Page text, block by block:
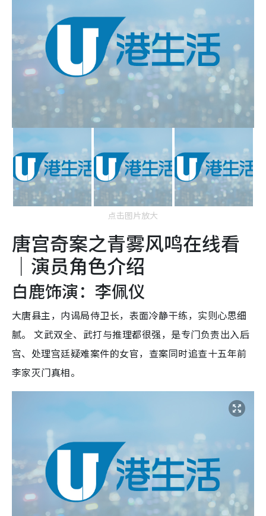
点击图片放大
唐宫奇案之青雾风鸣在线看
｜演员角色介绍
白鹿饰演：李佩仪
大唐县主，内谒局侍卫长，表面冷静干练，实则心思细
腻。 文武双全、武打与推理都很强，是专门负责出入后
宫、处理宫廷疑难案件的女官，查案同时追查十五年前
李家灭门真相。